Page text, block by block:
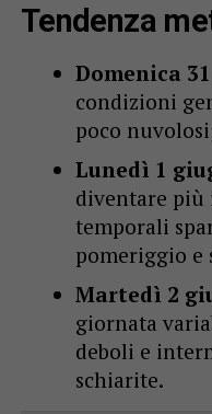
Tendenza
Domenica
condizioni
poco
Lunedì 1
diventare più
temporali
pomeriggio e
Martedì 2
giornata
deboli e
schiarite.